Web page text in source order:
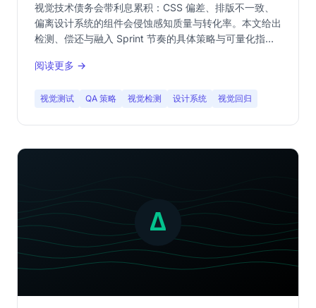
视觉技术债务会带利息累积：CSS 偏差、排版不一致、
偏离设计系统的组件会侵蚀感知质量与转化率。本文给出
检测、偿还与融入 Sprint 节奏的具体策略与可量化指
阅读更多 →
视觉测试 QA 策略 视觉检测 设计系统 视觉回归